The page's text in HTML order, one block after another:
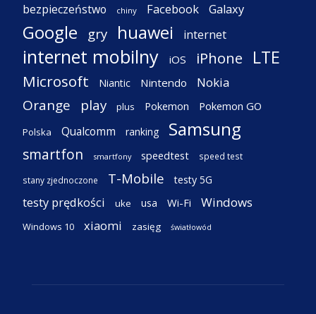
bezpieczeństwo chiny Facebook Galaxy
Google gry huawei internet
internet mobilny iOS iPhone LTE
Microsoft Niantic Nintendo Nokia
Orange play plus Pokemon Pokemon GO
Polska Qualcomm ranking Samsung
smartfon smartfony speedtest speed test
stany zjednoczone T-Mobile testy 5G
testy prędkości uke usa Wi-Fi Windows
Windows 10 xiaomi zasięg światłowód